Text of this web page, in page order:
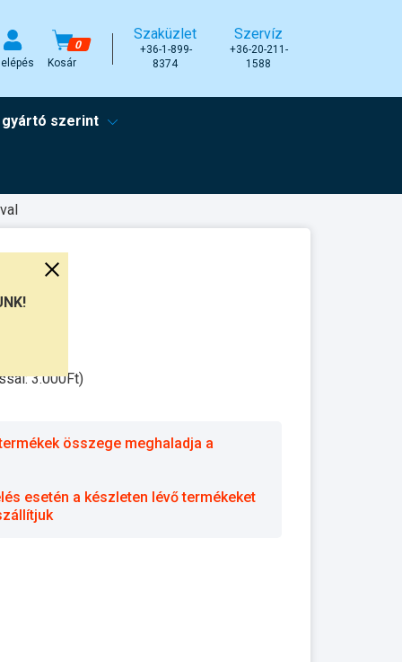
0
Kosár
Szaküzlet
+36-1-899-
8374
Szervíz
+36-20-211-
1588
szerint
3.000Ft)
összege meghaladja a
esetén a készleten lévő termékeket